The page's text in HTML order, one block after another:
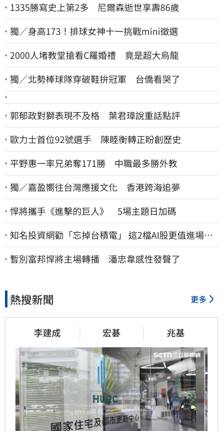
1335勝寫史上第2多 尼爾森逝世享壽86歲
獨／身高173！排球女神十一挑戰mini徵選
2000人堵教堂搶看C羅婚禮 竟是超大烏龍
獨／北勢棒球隊穿破鞋拚冠軍 台僑看哭了
郭郁政對獅表現不及格 葉君璋說重話點評
歐力士首位92號選手 陳睦衡轉正盼創歷史
平野惠一率兄弟奪171勝 中職最多勝外教
獨／嘉盈嚮往台灣應援文化 香港跨海追夢
悍將攜手《進擊的巨人》 5場主題日加碼
知名投資網勸「忘掉台積電」 這2檔AI股更值進場、
長期持有
暫別富邦悍將主場轉播 潘忠韋感性發聲了
熱搜新聞 更多
李建成 宏碁 兆基